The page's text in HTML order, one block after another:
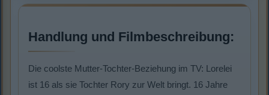
Handlung und Filmbeschreibung:
Die coolste Mutter-Tochter-Beziehung im TV: Lorelei
ist 16 als sie Tochter Rory zur Welt bringt. 16 Jahre